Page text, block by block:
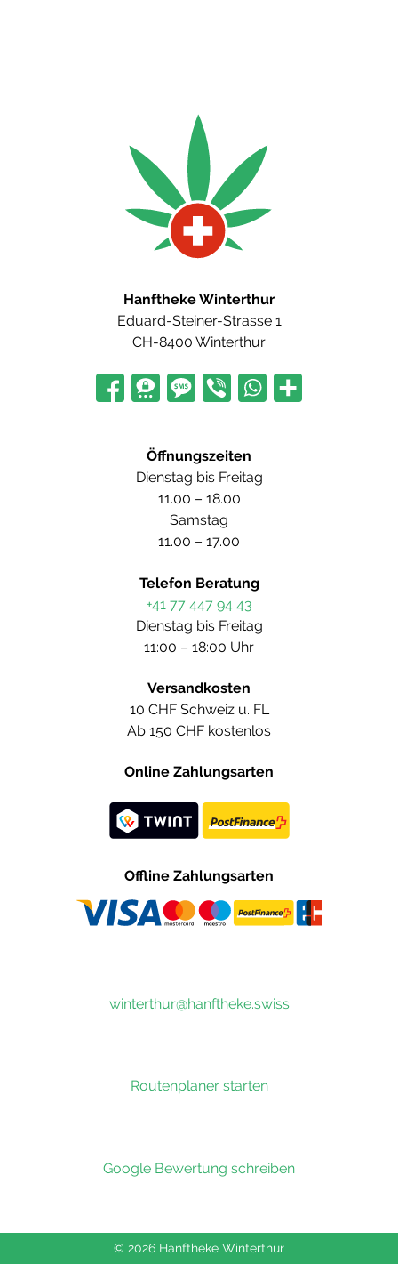
Hanftheke Winterthur
Eduard-Steiner-Strasse 1
CH-8400 Winterthur
Öffnungszeiten
Dienstag bis Freitag
11.00 – 18.00
Samstag
11.00 – 17.00
Telefon Beratung
+41 77 447 94 43
Dienstag bis Freitag
11:00 – 18:00 Uhr
Versandkosten
10 CHF Schweiz u. FL
Ab 150 CHF kostenlos
Online Zahlungsarten
Offline Zahlungsarten
winterthur@hanftheke.swiss
Routenplaner starten
Google Bewertung schreiben
© 2026 Hanftheke Winterthur